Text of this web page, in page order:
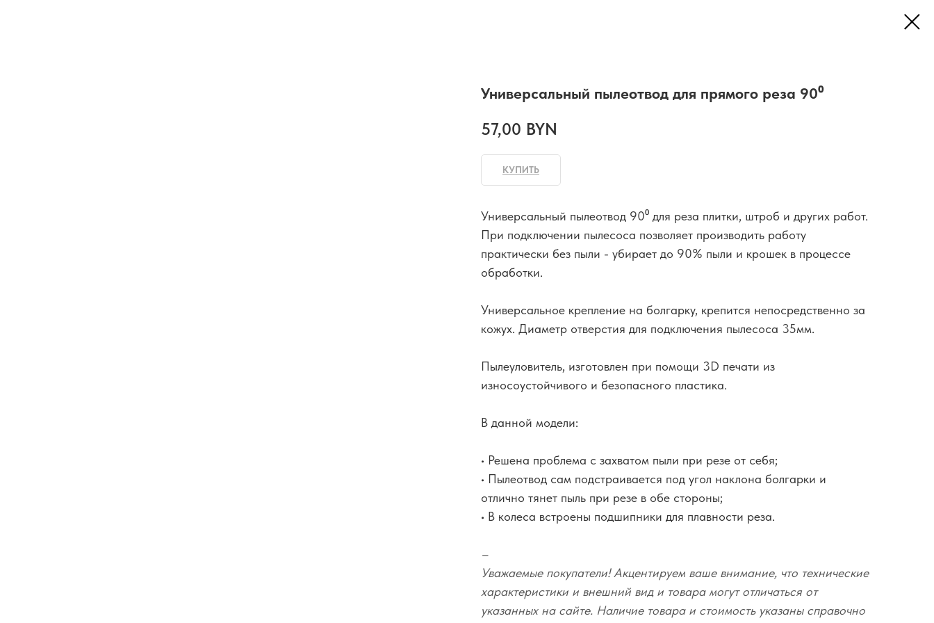
Универсальный пылеотвод для прямого реза 90⁰
57,00 BYN
КУПИТЬ
Универсальный пылеотвод 90⁰ для реза плитки, штроб и других работ.
При подключении пылесоса позволяет производить работу
практически без пыли - убирает до 90% пыли и крошек в процессе
обработки.
Универсальное крепление на болгарку, крепится непосредственно за
кожух. Диаметр отверстия для подключения пылесоса 35мм.
Пылеуловитель, изготовлен при помощи 3D печати из
износоустойчивого и безопасного пластика.
В данной модели:
• Решена проблема с захватом пыли при резе от себя;
• Пылеотвод сам подстраивается под угол наклона болгарки и
отлично тянет пыль при резе в обе стороны;
• В колеса встроены подшипники для плавности реза.
–
Уважаемые покупатели! Акцентируем ваше внимание, что технические
характеристики и внешний вид и товара могут отличаться от
указанных на сайте. Наличие товара и стоимость указаны справочно